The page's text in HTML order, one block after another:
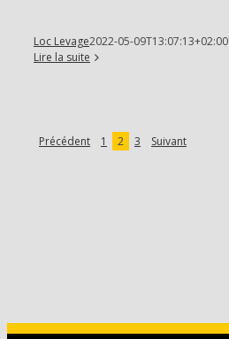
Loc Levage2022-05-09T13:07:13+02:00
Lire la suite
Précédent 1 2 3 Suivant